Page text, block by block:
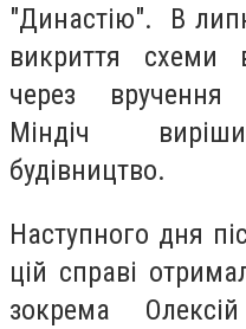
"Династію". В
викриття схеми
через
Міндіч
будівництво.
Наступного дня
цій справі
зокрема